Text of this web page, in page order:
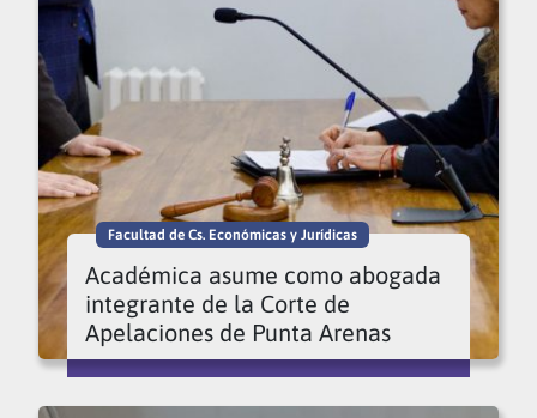
Facultad de Cs. Económicas y Jurídicas
Académica asume como abogada
integrante de la Corte de
Apelaciones de Punta Arenas